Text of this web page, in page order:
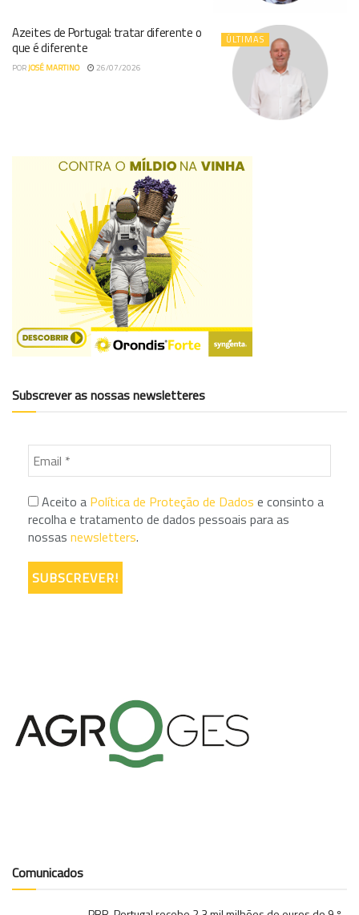
ÚLTIMAS
Azeites de Portugal: tratar diferente o
que é diferente
PORJOSÉ MARTINO 26/07/2026
Subscrever as nossas newsletteres
Aceito a Política de Proteção de Dados e consinto a
recolha e tratamento de dados pessoais para as
nossas newsletters.
Comunicados